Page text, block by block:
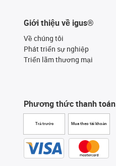
Giới thiệu về igus®
Về chúng tôi
Phát triển sự nghiệp
Triển lãm thương mại
Phương thức thanh toán
Trả trước Mua theo tài khoản